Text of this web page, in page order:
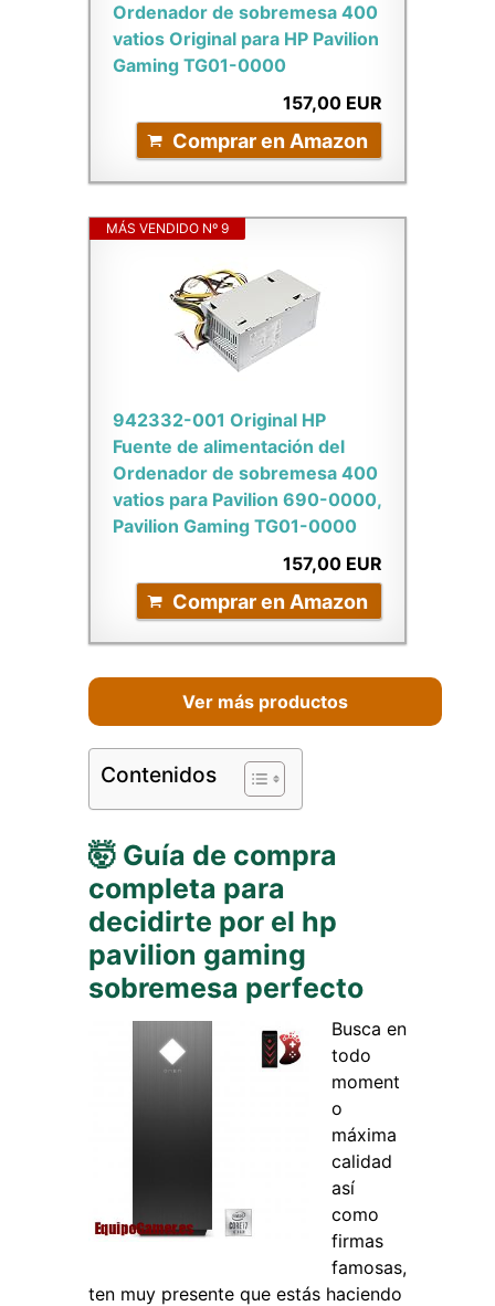
Ordenador de sobremesa 400
vatios Original para HP Pavilion
Gaming TG01-0000
157,00 EUR
Comprar en Amazon
MÁS VENDIDO Nº 9
942332-001 Original HP
Fuente de alimentación del
Ordenador de sobremesa 400
vatios para Pavilion 690-0000,
Pavilion Gaming TG01-0000
157,00 EUR
Comprar en Amazon
Ver más productos
Contenidos
🤯 Guía de compra
completa para
decidirte por el hp
pavilion gaming
sobremesa perfecto
Busca en
todo
moment
o
máxima
calidad
así
como
firmas
famosas,
ten muy presente que estás haciendo